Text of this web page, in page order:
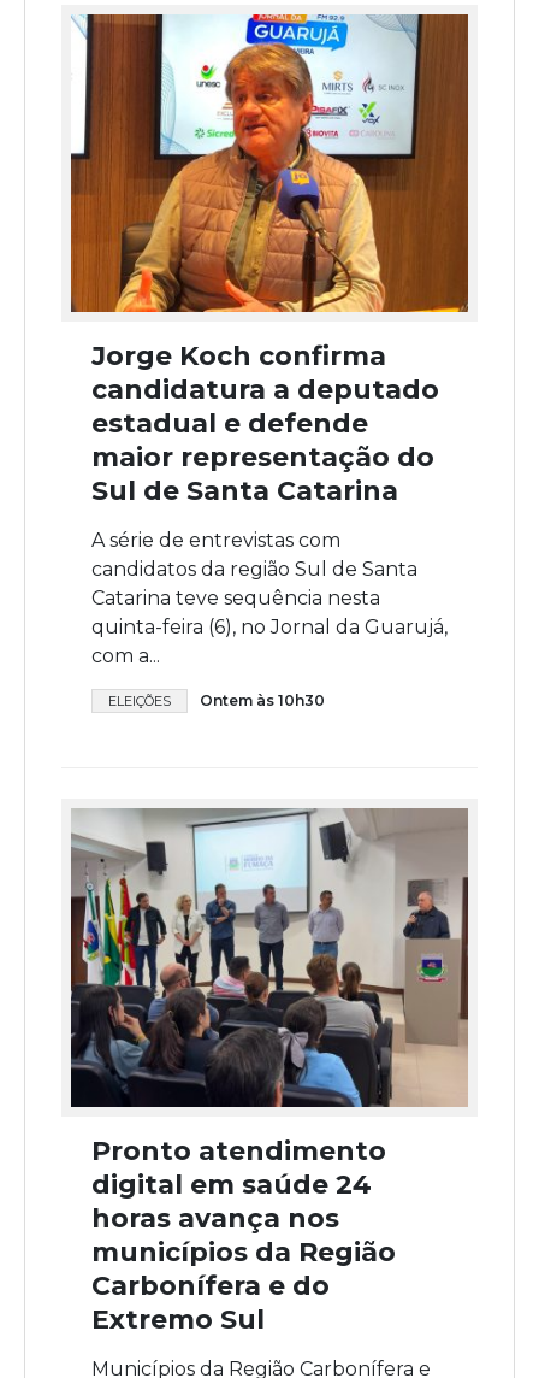
Jorge Koch confirma
candidatura a deputado
estadual e defende
maior representação do
Sul de Santa Catarina
A série de entrevistas com
candidatos da região Sul de Santa
Catarina teve sequência nesta
quinta-feira (6), no Jornal da Guarujá,
com a...
ELEIÇÕES Ontem às 10h30
Pronto atendimento
digital em saúde 24
horas avança nos
municípios da Região
Carbonífera e do
Extremo Sul
Municípios da Região Carbonífera e